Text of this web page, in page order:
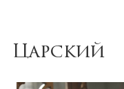
Царский